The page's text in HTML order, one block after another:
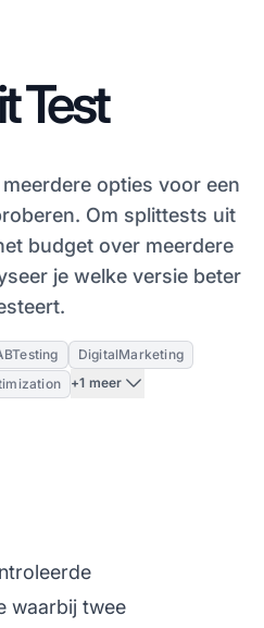
Test
opties voor een
Om splittests uit
budget over meerdere
je welke versie beter
DigitalMarketing
+1 meer
waarbij twee